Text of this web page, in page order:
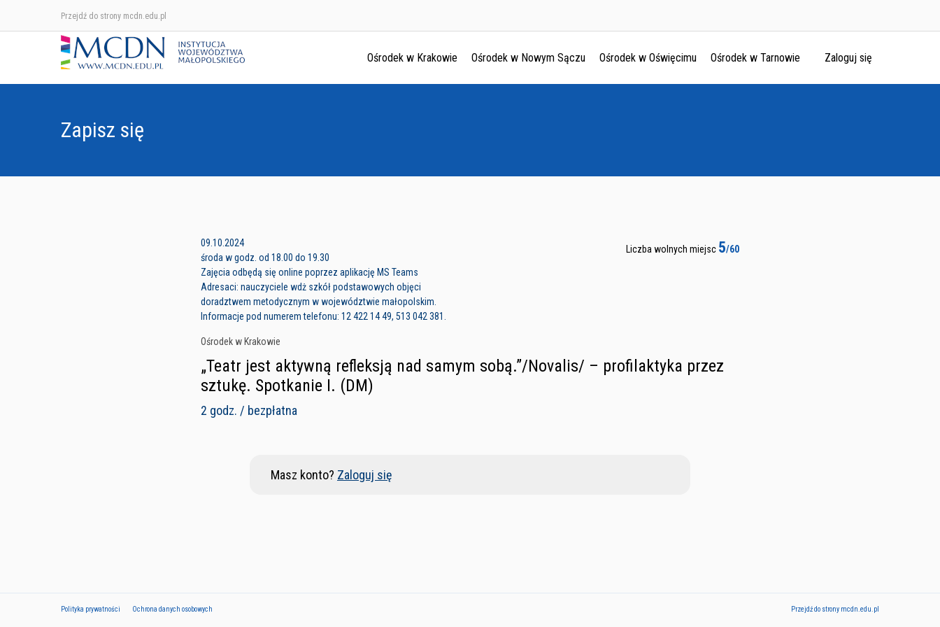
Przejdź do strony mcdn.edu.pl
Ośrodek w Krakowie Ośrodek w Nowym Sączu Ośrodek w Oświęcimu Ośrodek w Tarnowie Zaloguj się
Zapisz się
09.10.2024
środa w godz. od 18.00 do 19.30
Zajęcia odbędą się online poprzez aplikację MS Teams
Adresaci: nauczyciele wdż szkół podstawowych objęci
doradztwem metodycznym w województwie małopolskim.
Informacje pod numerem telefonu: 12 422 14 49, 513 042 381.
Ośrodek w Krakowie
Liczba wolnych miejsc 5/60
„Teatr jest aktywną refleksją nad samym sobą.”/Novalis/ – profilaktyka przez
sztukę. Spotkanie I. (DM)
2 godz. / bezpłatna
Masz konto? Zaloguj się
Polityka prywatności Ochrona danych osobowych Przejdź do strony mcdn.edu.pl
Ośrodek w Krakowie